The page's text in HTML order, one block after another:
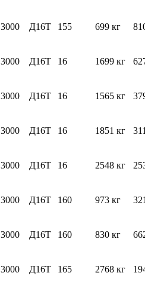
3000 Д16Т 155 699 кг
3000 Д16Т 16 1699 кг
3000 Д16Т 16 1565 кг
3000 Д16Т 16 1851 кг
3000 Д16Т 16 2548 кг
3000 Д16Т 160 973 кг
3000 Д16Т 160 830 кг
3000 Д16Т 165 2768 кг